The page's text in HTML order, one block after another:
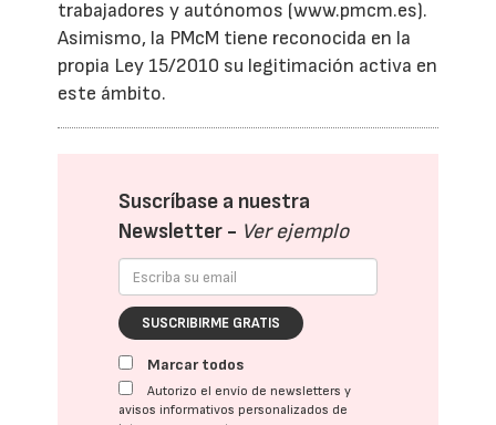
trabajadores y autónomos (www.pmcm.es).
Asimismo, la PMcM tiene reconocida en la
propia Ley 15/2010 su legitimación activa en
este ámbito.
Suscríbase a nuestra
Newsletter - Ver ejemplo
SUSCRIBIRME GRATIS
Marcar todos
Autorizo el envío de newsletters y
avisos informativos personalizados de